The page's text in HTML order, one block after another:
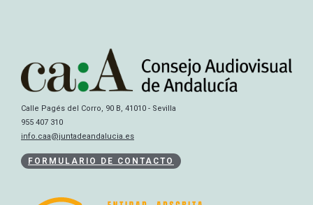
Calle Pagés del Corro, 90 B, 41010 - Sevilla
955 407 310
info.caa@juntadeandalucia.es
FORMULARIO DE CONTACTO